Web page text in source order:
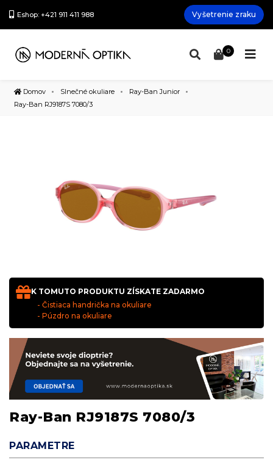
Eshop: +421 911 411 988 Vyšetrenie zraku
0
Domov Slnečné okuliare
Ray-Ban Junior
Ray-Ban RJ9187S 7080/3
K TOMUTO PRODUKTU ZÍSKATE ZADARMO
- Čistiaca handrička na okuliare
- Púzdro na okuliare
Ray-Ban RJ9187S 7080/3
PARAMETRE